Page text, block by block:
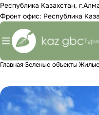
Республика Казахстан,
Фронт офис: Республика
Главная Зеленые объекты Жилые